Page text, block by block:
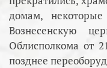
домам,
Вознесенскую
Облисполкома от
позднее